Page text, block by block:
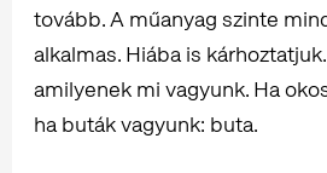
tovább. A műanyag szinte
alkalmas. Hiába is
amilyenek mi vagyunk. Ha
ha buták vagyunk: buta.